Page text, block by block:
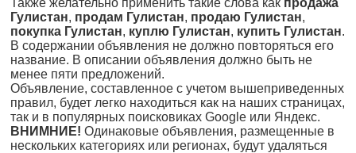
Также желательно применить такие слова как продажа
Гулистан, продам Гулистан, продаю Гулистан,
покупка Гулистан, куплю Гулистан, купить Гулистан.
В содержании объявления не должно повторяться его
название. В описании объявления должно быть не
менее пяти предложений.
Объявление, составленное с учетом вышеприведенных
правил, будет легко находиться как на наших страницах,
так и в популярных поисковиках Google или Яндекс.
ВНИМНИЕ! Одинаковые объявления, размещенные в
нескольких категориях или регионах, будут удаляться